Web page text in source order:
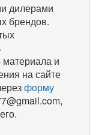
дилерами
брендов.
материала и
на сайте
форму